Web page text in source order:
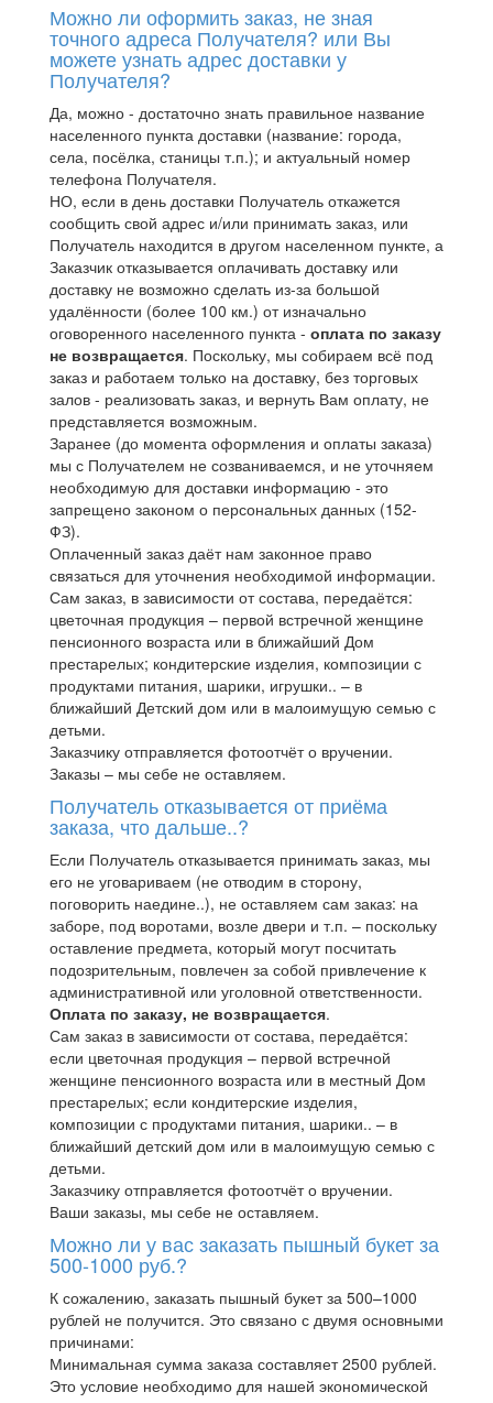
Можно ли оформить заказ, не зная
точного адреса Получателя? или Вы
можете узнать адрес доставки у
Получателя?
Да, можно - достаточно знать правильное название
населенного пункта доставки (название: города,
села, посёлка, станицы т.п.); и актуальный номер
телефона Получателя.
НО, если в день доставки Получатель откажется
сообщить свой адрес и/или принимать заказ, или
Получатель находится в другом населенном пункте, а
Заказчик отказывается оплачивать доставку или
доставку не возможно сделать из-за большой
удалённости (более 100 км.) от изначально
оговоренного населенного пункта - оплата по заказу
не возвращается. Поскольку, мы собираем всё под
заказ и работаем только на доставку, без торговых
залов - реализовать заказ, и вернуть Вам оплату, не
представляется возможным.
Заранее (до момента оформления и оплаты заказа)
мы с Получателем не созваниваемся, и не уточняем
необходимую для доставки информацию - это
запрещено законом о персональных данных (152-
ФЗ).
Оплаченный заказ даёт нам законное право
связаться для уточнения необходимой информации.
Сам заказ, в зависимости от состава, передаётся:
цветочная продукция – первой встречной женщине
пенсионного возраста или в ближайший Дом
престарелых; кондитерские изделия, композиции с
продуктами питания, шарики, игрушки.. – в
ближайший Детский дом или в малоимущую семью с
детьми.
Заказчику отправляется фотоотчёт о вручении.
Заказы – мы себе не оставляем.
Получатель отказывается от приёма
заказа, что дальше..?
Если Получатель отказывается принимать заказ, мы
его не уговариваем (не отводим в сторону,
поговорить наедине..), не оставляем сам заказ: на
заборе, под воротами, возле двери и т.п. – поскольку
оставление предмета, который могут посчитать
подозрительным, повлечен за собой привлечение к
административной или уголовной ответственности.
Оплата по заказу, не возвращается.
Сам заказ в зависимости от состава, передаётся:
если цветочная продукция – первой встречной
женщине пенсионного возраста или в местный Дом
престарелых; если кондитерские изделия,
композиции с продуктами питания, шарики.. – в
ближайший детский дом или в малоимущую семью с
детьми.
Заказчику отправляется фотоотчёт о вручении.
Ваши заказы, мы себе не оставляем.
Можно ли у вас заказать пышный букет за
500-1000 руб.?
К сожалению, заказать пышный букет за 500–1000
рублей не получится. Это связано с двумя основными
причинами:
Минимальная сумма заказа составляет 2500 рублей.
Это условие необходимо для нашей экономической